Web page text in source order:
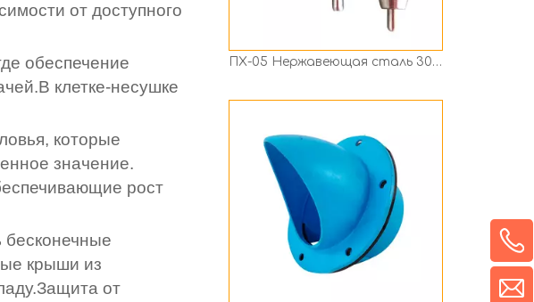
от доступного
обеспечение
клетке-несушке
которые
значение.
рост
бесконечные
крыши из
от
Кормушка для кур своими руками, водонепроницаемые резиновые порты для подачи птицы